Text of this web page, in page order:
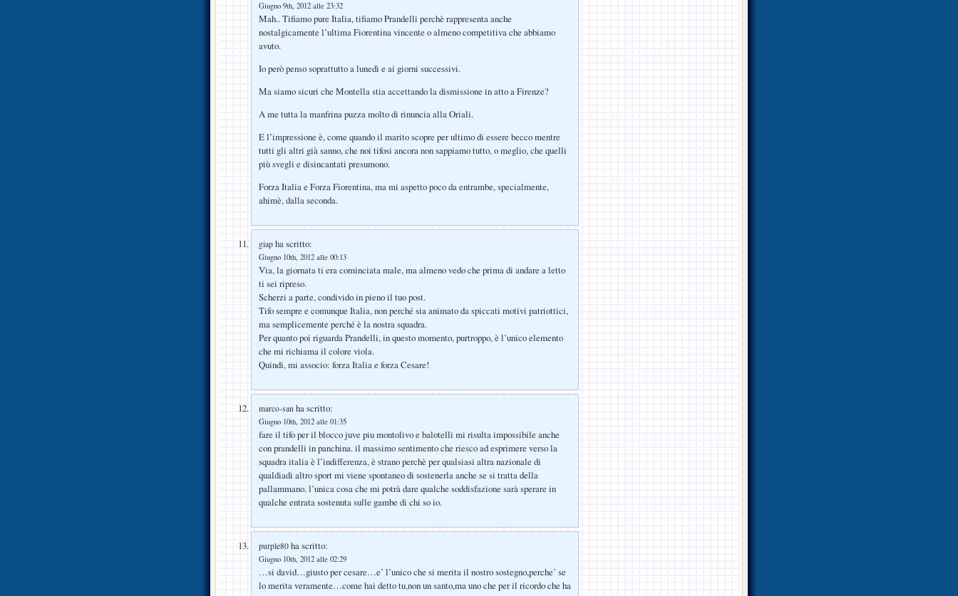
Giugno 9th, 2012 alle 23:32
Mah.. Tifiamo pure Italia, tifiamo Prandelli perchè rappresenta anche
nostalgicamente l’ultima Fiorentina vincente o almeno competitiva che abbiamo
avuto.
Io però penso soprattutto a lunedì e ai giorni successivi.
Ma siamo sicuri che Montella stia accettando la dismissione in atto a Firenze?
A me tutta la manfrina puzza molto di rinuncia alla Oriali.
E l’impressione è, come quando il marito scopre per ultimo di essere becco mentre
tutti gli altri già sanno, che noi tifosi ancora non sappiamo tutto, o meglio, che quelli
più svegli e disincantati presumono.
Forza Italia e Forza Fiorentina, ma mi aspetto poco da entrambe, specialmente,
ahimè, dalla seconda.
giap ha scritto:
Giugno 10th, 2012 alle 00:13
Via, la giornata ti era cominciata male, ma almeno vedo che prima di andare a letto
ti sei ripreso.
Scherzi a parte, condivido in pieno il tuo post.
Tifo sempre e comunque Italia, non perché sia animato da spiccati motivi patriottici,
ma semplicemente perché è la nostra squadra.
Per quanto poi riguarda Prandelli, in questo momento, purtroppo, è l’unico elemento
che mi richiama il colore viola.
Quindi, mi associo: forza Italia e forza Cesare!
marco-san ha scritto:
Giugno 10th, 2012 alle 01:35
fare il tifo per il blocco juve piu montolivo e balotelli mi risulta impossibile anche
con prandelli in panchina. il massimo sentimento che riesco ad esprimere verso la
squadra italia è l’indifferenza, è strano perchè per qualsiasi altra nazionale di
qualdiadi altro sport mi viene spontaneo di sostenerla anche se si tratta della
pallammano. l’unica cosa che mi potrà dare qualche soddisfazione sarà sperare in
qualche entrata sostenuta sulle gambe di chi so io.
purple80 ha scritto:
Giugno 10th, 2012 alle 02:29
…si david…giusto per cesare…e’ l’unico che si merita il nostro sostegno,perche’ se
lo merita veramente…come hai detto tu,non un santo,ma uno che per il ricordo che ha